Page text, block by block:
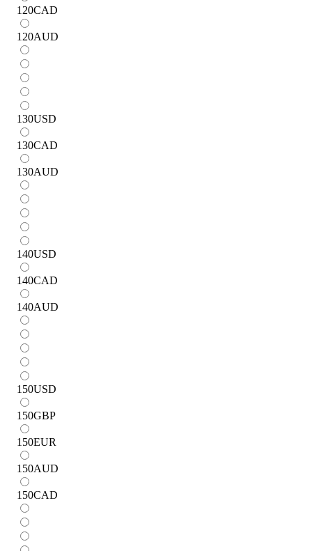
120CAD
120AUD
130USD
130CAD
130AUD
140USD
140CAD
140AUD
150USD
150GBP
150EUR
150AUD
150CAD